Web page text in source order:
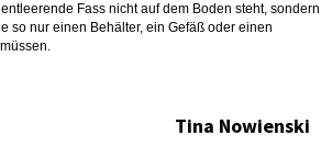
Fass nicht auf dem Boden steht, sondern
so nur einen Behälter, ein Gefäß oder einen
Durch das Übereinanderstapeln wird eine
Tina Nowienski